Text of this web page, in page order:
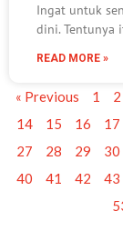
Ingat untuk
dini. Tentunya
READ MORE »
« Previous 1 2
14
15 16 17
27
28 29 30
40
41 42 43